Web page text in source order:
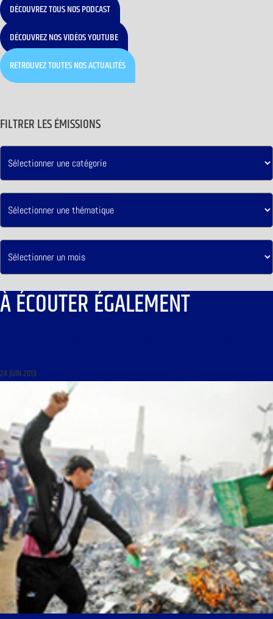
DÉCOUVREZ TOUS NOS PODCAST
DÉCOUVREZ NOS VIDÉOS YOUTUBE
RETROUVEZ TOUTES NOS ACTUALITÉS
FILTRER LES ÉMISSIONS
À ÉCOUTER ÉGALEMENT
24 JUIN 2013